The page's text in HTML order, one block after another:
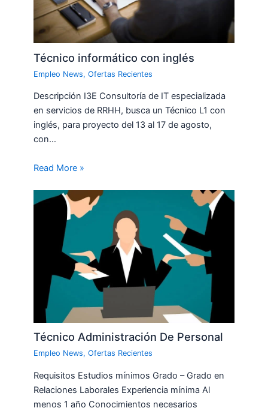
Técnico informático con inglés
Empleo News,Ofertas Recientes
Descripción I3E Consultoría de IT especializada
en servicios de RRHH, busca un Técnico L1 con
inglés, para proyecto del 13 al 17 de agosto,
con…
Read More »
Técnico Administración De Personal
Empleo News,Ofertas Recientes
Requisitos Estudios mínimos Grado – Grado en
Relaciones Laborales Experiencia mínima Al
menos 1 año Conocimientos necesarios